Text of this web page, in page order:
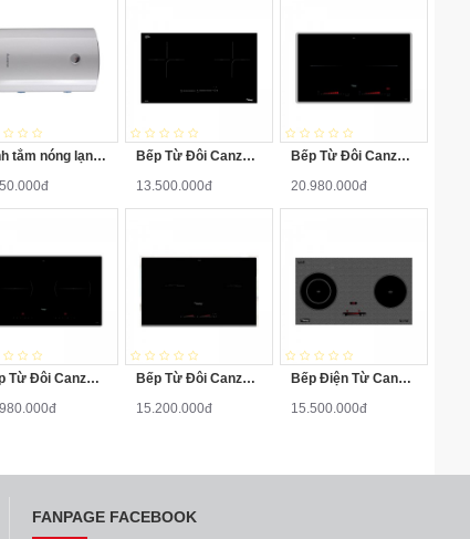
Bình tắm nóng lạnh Ariston PRO-R100H 2.5FE 100 Lít
Bếp Từ Đôi Canzy CZ-922P
13.500.000đ
Bếp Từ Đôi Canzy CZ-702IP
20.980.000đ
Bếp Từ Đôi Canzy CZ-702IPA
Bếp Từ Đôi Canzy CZ-922H
15.200.000đ
Bếp Điện Từ Canzy CZ-BMIX740T
15.500.000đ
FANPAGE FACEBOOK